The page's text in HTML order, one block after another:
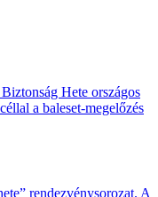
Hete országos
a baleset-megelőzés
rendezvénysorozat. A